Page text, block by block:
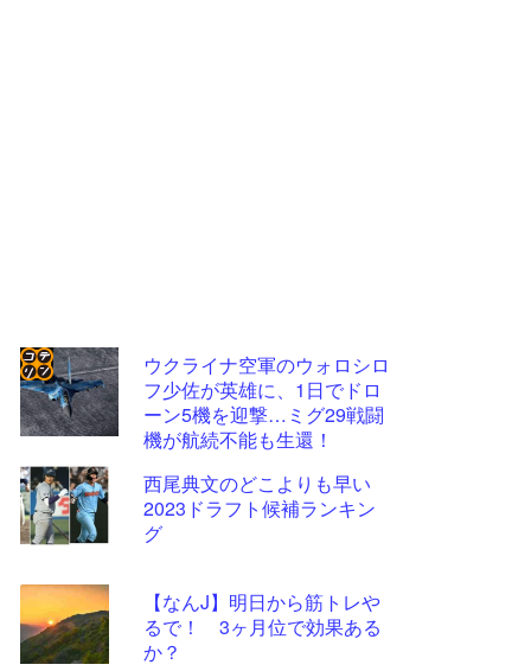
ウクライナ空軍のウォロシロ
フ少佐が英雄に、1日でドロ
ーン5機を迎撃…ミグ29戦闘
機が航続不能も生還！
西尾典文のどこよりも早い
2023ドラフト候補ランキン
グ
【なんJ】明日から筋トレや
るで！ 3ヶ月位で効果ある
か？
コテ
リン
- 固
定リ
ンク
ツー
ル